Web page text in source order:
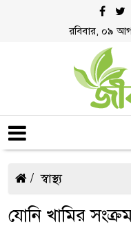
রবিবার, ০৯
স্বাস্থ্য
যোনি খামির